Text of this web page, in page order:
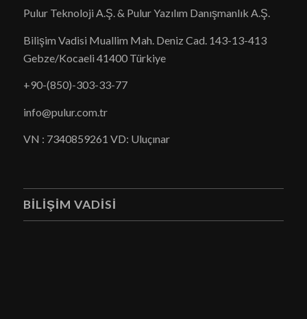
Pulur Teknoloji A.Ş. & Pulur Yazılım Danışmanlık A.Ş.
Bilişim Vadisi Muallim Mah. Deniz Cad. 143-13-413
Gebze/Kocaeli 41400 Türkiye
+90-(850)-303-33-77
info@pulur.com.tr
VN : 7340859261 VD: Uluçınar
BILIŞIM VADISI